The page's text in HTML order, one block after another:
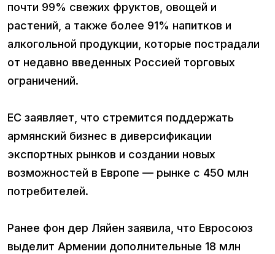
почти 99% свежих фруктов, овощей и
растений, а также более 91% напитков и
алкогольной продукции, которые пострадали
от недавно введенных Россией торговых
ограничений.
ЕС заявляет, что стремится поддержать
армянский бизнес в диверсификации
экспортных рынков и создании новых
возможностей в Европе — рынке с 450 млн
потребителей.
Ранее фон дер Ляйен заявила, что Евросоюз
выделит Армении дополнительные 18 млн